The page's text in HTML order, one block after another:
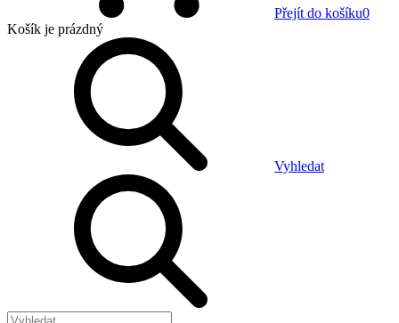
Přejít do košíku0
Košík je prázdný
Vyhledat